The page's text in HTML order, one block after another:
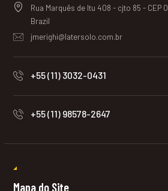
Rua Marquês de Itu 408 - cjto 85 - CEP
Brazil
jmerighi@latersolo.com.br
+55 (11) 3032-0431
+55 (11) 98578-2647
Mapa do Site